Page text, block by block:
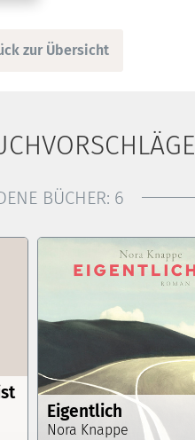
zur Übersicht
BÜCHER: 6
Eigentlich
Nora Knappe